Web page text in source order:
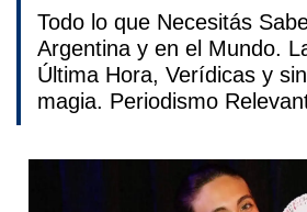
Todo lo que Necesitás
Argentina y en el Mundo.
Última Hora, Verídicas y
magia. Periodismo